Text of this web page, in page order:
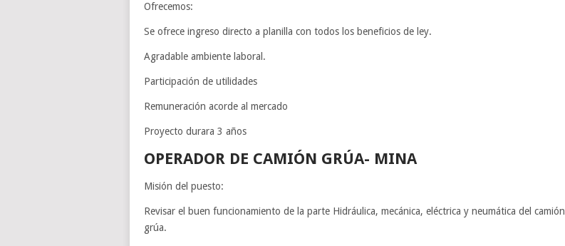
Ofrecemos:
Se ofrece ingreso directo a planilla con todos los beneficios de ley.
Agradable ambiente laboral.
Participación de utilidades
Remuneración acorde al mercado
Proyecto durara 3 años
OPERADOR DE CAMIÓN GRÚA- MINA
Misión del puesto:
Revisar el buen funcionamiento de la parte Hidráulica, mecánica, eléctrica y neumática del camión
grúa.